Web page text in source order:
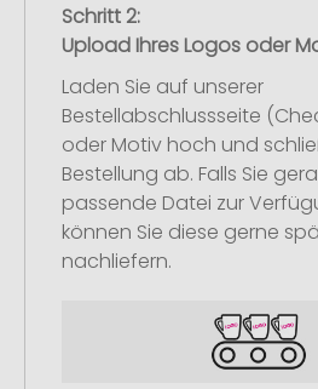
Schritt 2:
Upload Ihres Logos oder
Laden Sie auf unserer
Bestellabschlussseite
oder Motiv hoch und
Bestellung ab. Falls Sie
passende Datei zur
können Sie diese gerne
nachliefern.